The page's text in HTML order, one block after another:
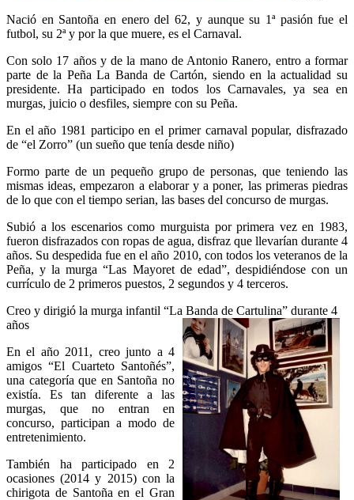
Nació en Santoña en enero del 62, y aunque su 1ª pasión fue el
futbol, su 2ª y por la que muere, es el Carnaval.
Con solo 17 años y de la mano de Antonio Ranero, entro a formar
parte de la Peña La Banda de Cartón, siendo en la actualidad su
presidente. Ha participado en todos los Carnavales, ya sea en
murgas, juicio o desfiles, siempre con su Peña.
En el año 1981 participo en el primer carnaval popular, disfrazado
de “el Zorro” (un sueño que tenía desde niño)
Formo parte de un pequeño grupo de personas, que teniendo las
mismas ideas, empezaron a elaborar y a poner, las primeras piedras
de lo que con el tiempo serian, las bases del concurso de murgas.
Subió a los escenarios como murguista por primera vez en 1983,
fueron disfrazados con ropas de agua, disfraz que llevarían durante 4
años. Su despedida fue en el año 2010, con todos los veteranos de la
Peña, y la murga “Las Mayoret de edad”, despidiéndose con un
currículo de 2 primeros puestos, 2 segundos y 4 terceros.
Creo y dirigió la murga infantil “La Banda de Cartulina” durante 4
años
En el año 2011, creo junto a 4
amigos “El Cuarteto Santoñés”,
una categoría que en Santoña no
existía. Es tan diferente a las
murgas, que no entran en
concurso, participan a modo de
entretenimiento.
También ha participado en 2
ocasiones (2014 y 2015) con la
chirigota de Santoña en el Gran